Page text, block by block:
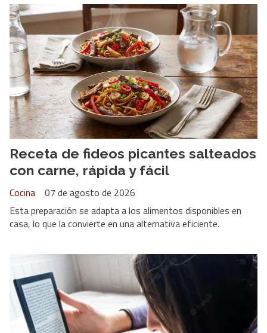
Receta de fideos picantes salteados
con carne, rápida y fácil
Cocina
07 de agosto de 2026
Esta preparación se adapta a los alimentos disponibles en
casa, lo que la convierte en una alternativa eficiente.